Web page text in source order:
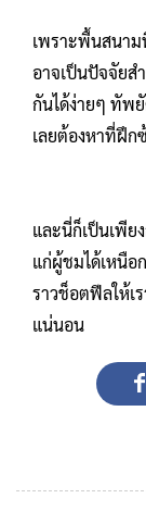
เพราะพื้นสนาม
อาจเป็นปัจจัยส
กันได้ง่ายๆ ทัพ
เลยต้องหาที่ฝึก
และนี่ก็เป็นเพีย
แก่ผู้ชมได้เหนือ
ราวช็อตฟีลให้เ
แน่นอน